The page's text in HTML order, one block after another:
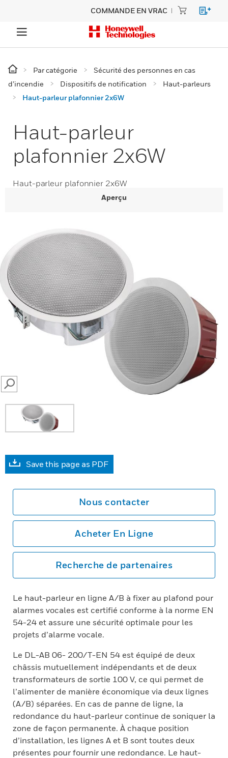
COMMANDE EN VRAC
Par catégorie
Sécurité des personnes en cas
d’incendie
Dispositifs de notification
Haut-parleurs
Haut-parleur plafonnier 2x6W
Haut-parleur
plafonnier 2x6W
Haut-parleur plafonnier 2x6W
Aperçu
SEARCH
Save this page as PDF
Nous contacter
Acheter En Ligne
Recherche de partenaires
Le haut-parleur en ligne A/B à fixer au plafond pour
alarmes vocales est certifié conforme à la norme EN
54-24 et assure une sécurité optimale pour les
projets d’alarme vocale.
Le DL-AB 06- 200/T-EN 54 est équipé de deux
châssis mutuellement indépendants et de deux
transformateurs de sortie 100 V, ce qui permet de
l’alimenter de manière économique via deux lignes
(A/B) séparées. En cas de panne de ligne, la
redondance du haut-parleur continue de soniquer la
zone de façon permanente. À chaque position
d’installation, les lignes A et B sont toutes deux
présentes pour fournir une redondance. Le haut-